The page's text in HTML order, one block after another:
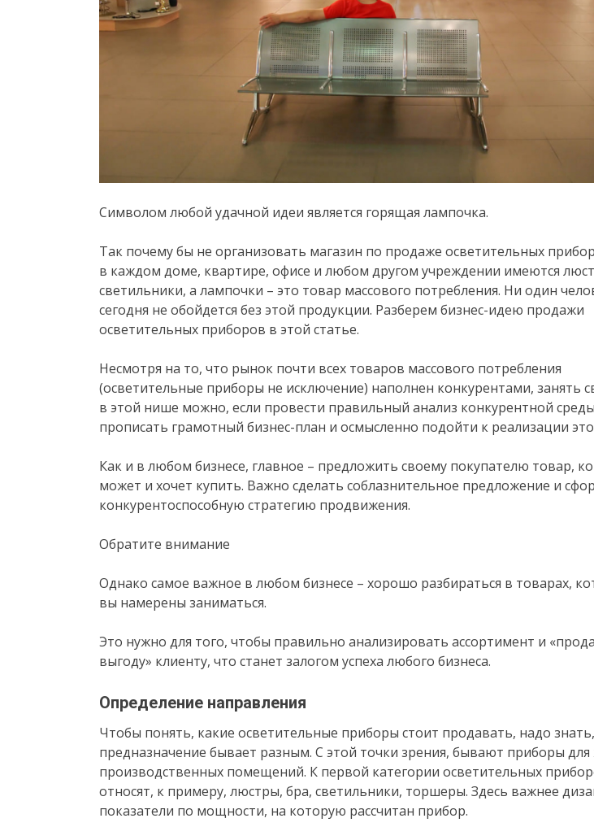
Символом любой удачной идеи является горящая лампочка.
Так почему бы не организовать магазин по продаже осветительных
в каждом доме, квартире, офисе и любом другом учреждении имеются
светильники, а лампочки – это товар массового потребления. Ни один
сегодня не обойдется без этой продукции. Разберем бизнес-идею продажи
осветительных приборов в этой статье.
Несмотря на то, что рынок почти всех товаров массового потребления
(осветительные приборы не исключение) наполнен конкурентами, занять
в этой нише можно, если провести правильный анализ конкурентной
прописать грамотный бизнес-план и осмысленно подойти к реализации
Как и в любом бизнесе, главное – предложить своему покупателю товар,
может и хочет купить. Важно сделать соблазнительное предложение и
конкурентоспособную стратегию продвижения.
Обратите внимание
Однако самое важное в любом бизнесе – хорошо разбираться в товарах,
вы намерены заниматься.
Это нужно для того, чтобы правильно анализировать ассортимент и
выгоду» клиенту, что станет залогом успеха любого бизнеса.
Определение направления
Чтобы понять, какие осветительные приборы стоит продавать, надо
предназначение бывает разным. С этой точки зрения, бывают приборы
производственных помещений. К первой категории осветительных
относят, к примеру, люстры, бра, светильники, торшеры. Здесь важнее
показатели по мощности, на которую рассчитан прибор.